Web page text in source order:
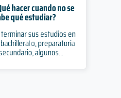
hacer cuando no se
qué estudiar?
sus estudios en
preparatoria
algunos...